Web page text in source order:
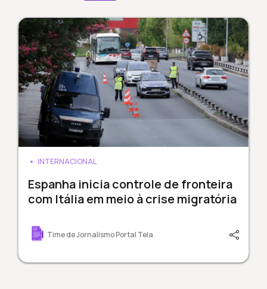
INTERNACIONAL
Espanha inicia controle de fronteira
com Itália em meio à crise migratória
Time de Jornalismo Portal Tela